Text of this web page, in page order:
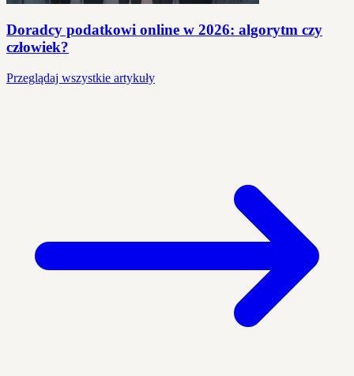
Doradcy podatkowi online w 2026: algorytm czy
człowiek?
Przeglądaj wszystkie artykuły